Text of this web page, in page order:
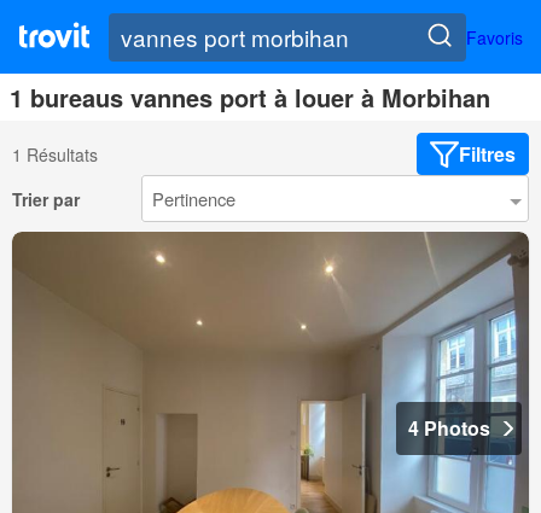
Favoris
1 bureaus vannes port à louer à Morbihan
1 Résultats Filtres
Trier par
4 Photos